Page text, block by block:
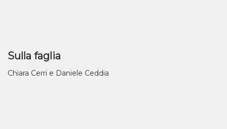
Sulla faglia
Chiara Cerri e Daniele Ceddia